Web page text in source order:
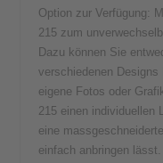
Option zur Verfügung:
215 zum
Dazu können Sie
verschiedenen
eigene Fotos oder
215 einen individuellen
eine
einfach anbringen